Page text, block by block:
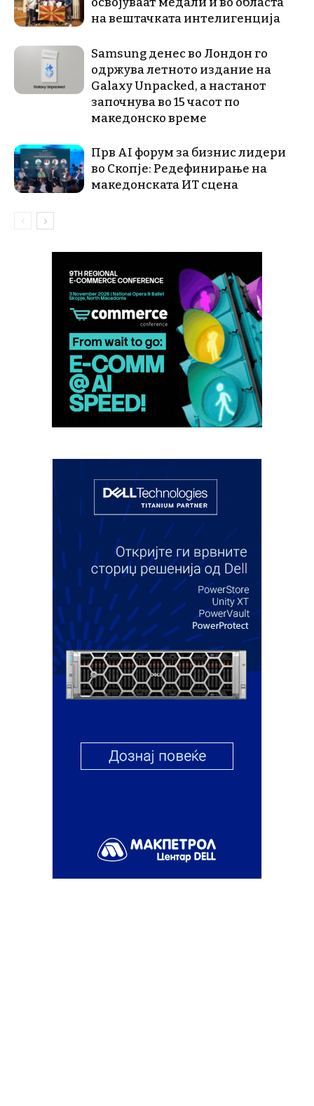
на вештачката интелигенција
Samsung денес во Лондон го
одржува летното издание на
Galaxy Unpacked, a настанот
започнува во 15 часот по
македонско време
Прв AI форум за бизнис лидери
во Скопје: Редефинирање на
македонската ИТ сцена